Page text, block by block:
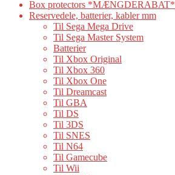
Box protectors *MÆNGDERABAT*
Reservedele, batterier, kabler mm
Til Sega Mega Drive
Til Sega Master System
Batterier
Til Xbox Original
Til Xbox 360
Til Xbox One
Til Dreamcast
Til GBA
Til DS
Til 3DS
Til SNES
Til N64
Til Gamecube
Til Wii